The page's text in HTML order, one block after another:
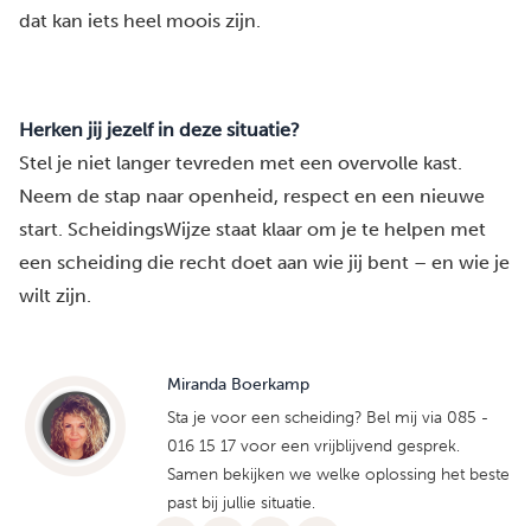
dat kan iets heel moois zijn.
Herken jij jezelf in deze situatie?
Stel je niet langer tevreden met een overvolle kast.
Neem de stap naar openheid, respect en een nieuwe
start. ScheidingsWijze staat klaar om je te helpen met
een scheiding die recht doet aan wie jij bent – en wie je
wilt zijn.
Miranda Boerkamp
Sta je voor een scheiding? Bel mij via 085 -
016 15 17 voor een vrijblijvend gesprek.
Samen bekijken we welke oplossing het beste
past bij jullie situatie.